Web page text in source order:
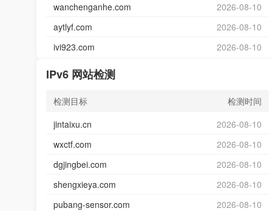
wanchenganhe.com
2026-08-10
aytlyf.com
2026-08-10
ivi923.com
2026-08-10
IPv6 网站检测
检测目标
检测时间
jintaixu.cn
2026-08-10
wxctf.com
2026-08-10
dgjingbei.com
2026-08-10
shengxieya.com
2026-08-10
pubang-sensor.com
2026-08-10